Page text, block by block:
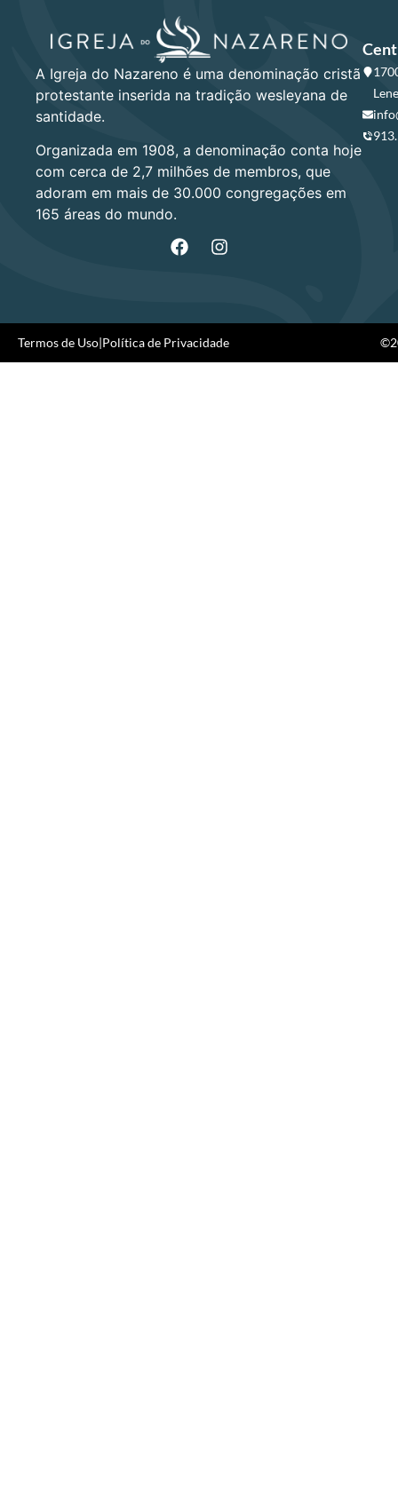
A Igreja do Nazareno é uma denominação cristã
protestante inserida na tradição wesleyana de
santidade.
Organizada em 1908, a denominação conta hoje
com cerca de 2,7 milhões de membros, que
adoram em mais de 30.000 congregações em
165 áreas do mundo.
Termos de Uso|Política de Privacidade